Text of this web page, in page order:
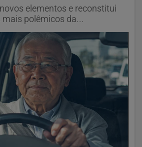
elementos e reconstitui
polêmicos da...